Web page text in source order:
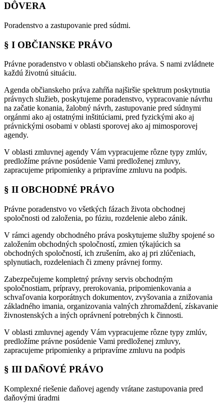
DÔVERA
Poradenstvo a zastupovanie pred súdmi.
§ I OBČIANSKE PRÁVO
Právne poradenstvo v oblasti občianskeho práva. S nami zvládnete
každú životnú situáciu.
Agenda občianskeho práva zahŕňa najširšie spektrum poskytnutia
právnych služieb, poskytujeme poradenstvo, vypracovanie návrhu
na začatie konania, žalobný návrh, zastupovanie pred súdnymi
orgánmi ako aj ostatnými inštitúciami, pred fyzickými ako aj
právnickými osobami v oblasti sporovej ako aj mimosporovej
agendy.
V oblasti zmluvnej agendy Vám vypracujeme rôzne typy zmlúv,
predložíme právne posúdenie Vami predloženej zmluvy,
zapracujeme pripomienky a pripravíme zmluvu na podpis.
§ II OBCHODNÉ PRÁVO
Právne poradenstvo vo všetkých fázach života obchodnej
spoločnosti od založenia, po fúziu, rozdelenie alebo zánik.
V rámci agendy obchodného práva poskytujeme služby spojené so
založením obchodných spoločností, zmien týkajúcich sa
obchodných spoločností, ich zrušením, ako aj pri zlúčeniach,
splynutiach, rozdeleniach či zmeny právnej formy.
Zabezpečujeme kompletný právny servis obchodným
spoločnostiam, prípravy, prerokovania, pripomienkovania a
schvaľovania korporátnych dokumentov, zvyšovania a znižovania
základného imania, organizovania valných zhromaždení, získavanie
živnostenských a iných oprávnení potrebných k činnosti.
V oblasti zmluvnej agendy Vám vypracujeme rôzne typy zmlúv,
predložíme právne posúdenie Vami predloženej zmluvy,
zapracujeme pripomienky a pripravíme zmluvu na podpis
§ III DAŇOVÉ PRÁVO
Komplexné riešenie daňovej agendy vrátane zastupovania pred
daňovými úradmi